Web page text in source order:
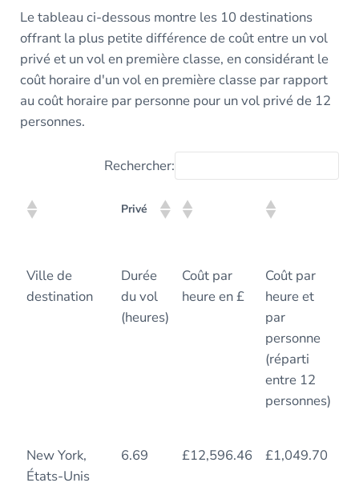
Le tableau ci-dessous montre les 10 destinations
offrant la plus petite différence de coût entre un vol
privé et un vol en première classe, en considérant le
coût horaire d'un vol en première classe par rapport
au coût horaire par personne pour un vol privé de 12
personnes.
Rechercher:
Privé
Privé
Ville de
destination
Durée
du vol
(heures)
Coût par
heure en £
Coût par
heure et
par
personne
(réparti
entre 12
personnes)
New York,
États-Unis
6.69 £12,596.46 £1,049.70